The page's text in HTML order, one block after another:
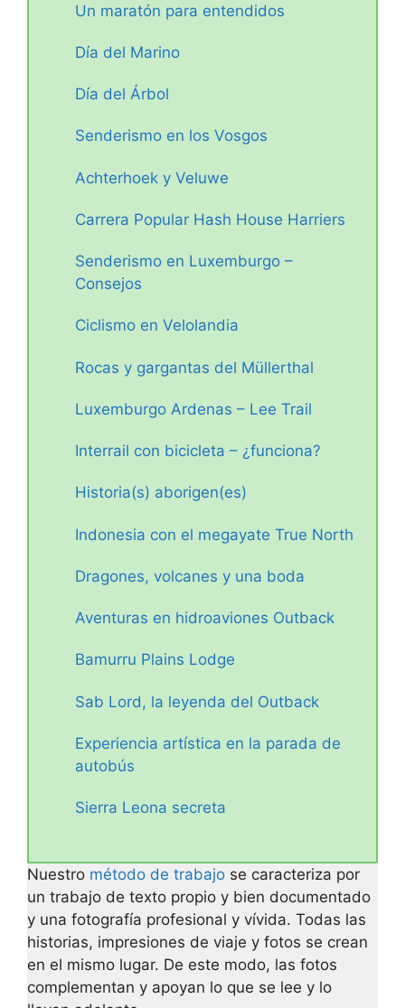
Un maratón para entendidos
Día del Marino
Día del Árbol
Senderismo en los Vosgos
Achterhoek y Veluwe
Carrera Popular Hash House Harriers
Senderismo en Luxemburgo –
Consejos
Ciclismo en Velolandia
Rocas y gargantas del Müllerthal
Luxemburgo Ardenas – Lee Trail
Interrail con bicicleta – ¿funciona?
Historia(s) aborigen(es)
Indonesia con el megayate True North
Dragones, volcanes y una boda
Aventuras en hidroaviones Outback
Bamurru Plains Lodge
Sab Lord, la leyenda del Outback
Experiencia artística en la parada de
autobús
Sierra Leona secreta
Nuestro método de trabajo se caracteriza por
un trabajo de texto propio y bien documentado
y una fotografía profesional y vívida. Todas las
historias, impresiones de viaje y fotos se crean
en el mismo lugar. De este modo, las fotos
complementan y apoyan lo que se lee y lo